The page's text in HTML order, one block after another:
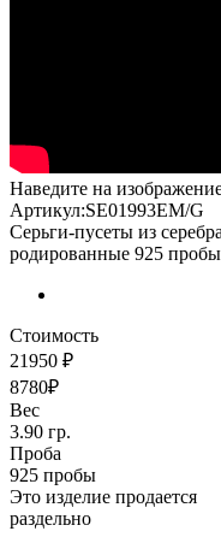
Наведите на
Артикул:SE01993EM/G
Серьги-пусеты из
родированные 925
Стоимость
21950 ₽
8780₽
Вес
3.90 гр.
Проба
925 пробы
Это изделие продается
раздельно